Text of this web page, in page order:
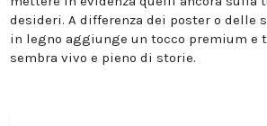
desideri. A differenza dei poster o delle
in legno aggiunge un tocco premium e
sembra vivo e pieno di storie.